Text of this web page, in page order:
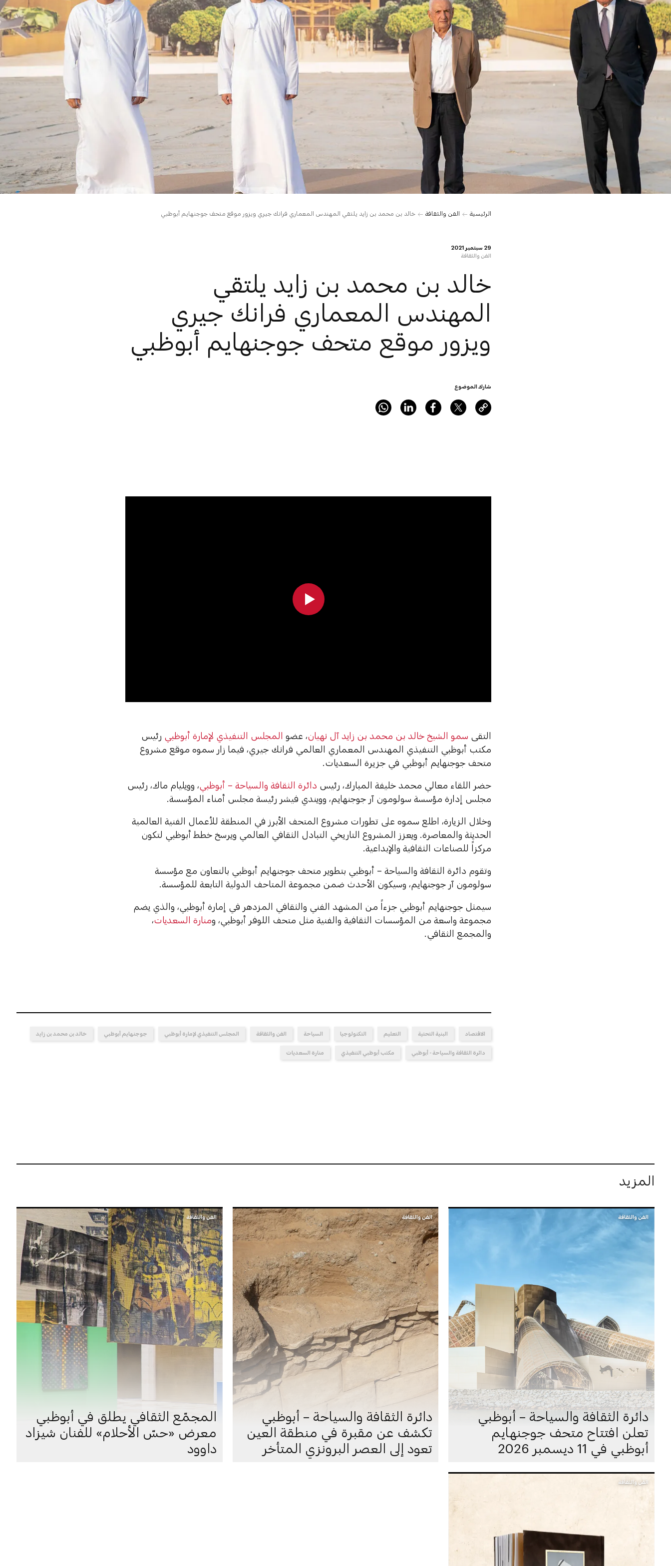
الرئيسية الفن والثقافة خالد بن محمد بن زايد يلتقي المهندس المعماري فرانك جيري ويزور موقع متحف جوجنهايم أبوظبي
29 سبتمبر 2021
الفن والثقافة
خالد بن محمد بن زايد يلتقي
المهندس المعماري فرانك جيري
ويزور موقع متحف جوجنهايم أبوظبي
شارك الموضوع
التقى سمو الشيخ خالد بن محمد بن زايد آل نهيان، عضو المجلس التنفيذي لإمارة أبوظبي رئيس
مكتب أبوظبي التنفيذي المهندس المعماري العالمي فرانك جيري، فيما زار سموه موقع مشروع
متحف جوجنهايم أبوظبي في جزيرة السعديات.
حضر اللقاء معالي محمد خليفة المبارك، رئيس دائرة الثقافة والسياحة – أبوظبي، وويليام ماك، رئيس
مجلس إدارة مؤسسة سولومون آر جوجنهايم، وويندي فيشر رئيسة مجلس أمناء المؤسسة.
وخلال الزيارة، اطلع سموه على تطورات مشروع المتحف الأبرز في المنطقة للأعمال الفنية العالمية
الحديثة والمعاصرة. ويعزز المشروع التاريخي التبادل الثقافي العالمي ويرسخ خطط أبوظبي لتكون
مركزاً للصناعات الثقافية والإبداعية.
وتقوم دائرة الثقافة والسياحة – أبوظبي بتطوير متحف جوجنهايم أبوظبي بالتعاون مع مؤسسة
سولومون آر جوجنهايم، وسيكون الأحدث ضمن مجموعة المتاحف الدولية التابعة للمؤسسة.
سيمثل جوجنهايم أبوظبي جزءاً من المشهد الفني والثقافي المزدهر في إمارة أبوظبي، والذي يضم
مجموعة واسعة من المؤسسات الثقافية والفنية مثل متحف اللوفر أبوظبي، ومنارة السعديات،
والمجمع الثقافي.
الاقتصاد البنية التحتية التعليم التكنولوجيا السياحة الفن والثقافة المجلس التنفيذي لإمارة أبوظبي جوجنهايم أبوظبي خالد بن محمد بن زايد
دائرة الثقافة والسياحة - أبوظبي مكتب أبوظبي التنفيذي منارة السعديات
المزيد
الفن والثقافة
دائرة الثقافة والسياحة – أبوظبي
تعلن افتتاح متحف جوجنهايم
أبوظبي في 11 ديسمبر 2026
الفن والثقافة
دائرة الثقافة والسياحة – أبوظبي
تكشف عن مقبرة في منطقة العين
تعود إلى العصر البرونزي المتأخر
الفن والثقافة
المجمّع الثقافي يطلق في أبوظبي
معرض «حسّ الأحلام» للفنان شيزاد
داوود
الفن والثقافة